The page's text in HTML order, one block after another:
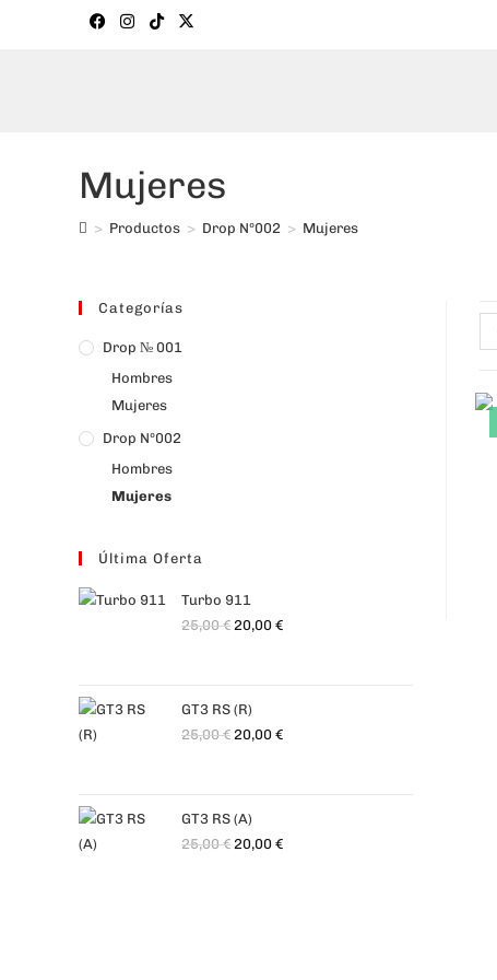
Mujeres
> Productos > Drop Nº002 > Mujeres
Categorías
Drop № 001
Hombres
Mujeres
Drop Nº002
Hombres
Mujeres
Última Oferta
Turbo 911
25,00€ 20,00 €
GT3 RS (R)
25,00€ 20,00 €
GT3 RS (A)
25,00€ 20,00 €